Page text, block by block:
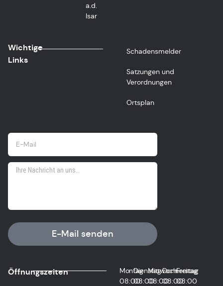
a.d.
Isar
Wichtige
Links
Schadensmelder
Satzungen und
Verordnungen
Ortsplan
E-Mail senden
Öffnungszeiten
Montag
08:00
Dienstag
08:00
Mittwoch
08:00
Donnerstag
08:00
Freitag
08:00